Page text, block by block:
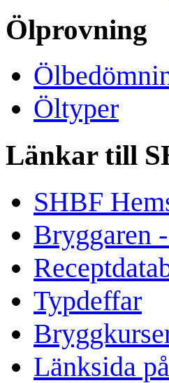
Ölprovning
Öltyper
Länkar till
SHBF
Bryggaren
Typdeffar
Länksida